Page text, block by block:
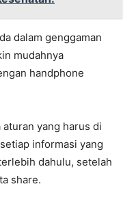
dalam genggaman
mudahnya
handphone
yang harus di
informasi yang
dahulu, setelah
share.